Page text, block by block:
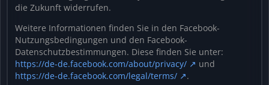
die Zukunft widerrufen.
Weitere Informationen finden Sie in den Facebook-
Nutzungsbedingungen und den Facebook-
Datenschutzbestimmungen. Diese finden Sie unter:
https://de-de.facebook.com/about/privacy/
und
https://de-de.facebook.com/legal/terms/
.